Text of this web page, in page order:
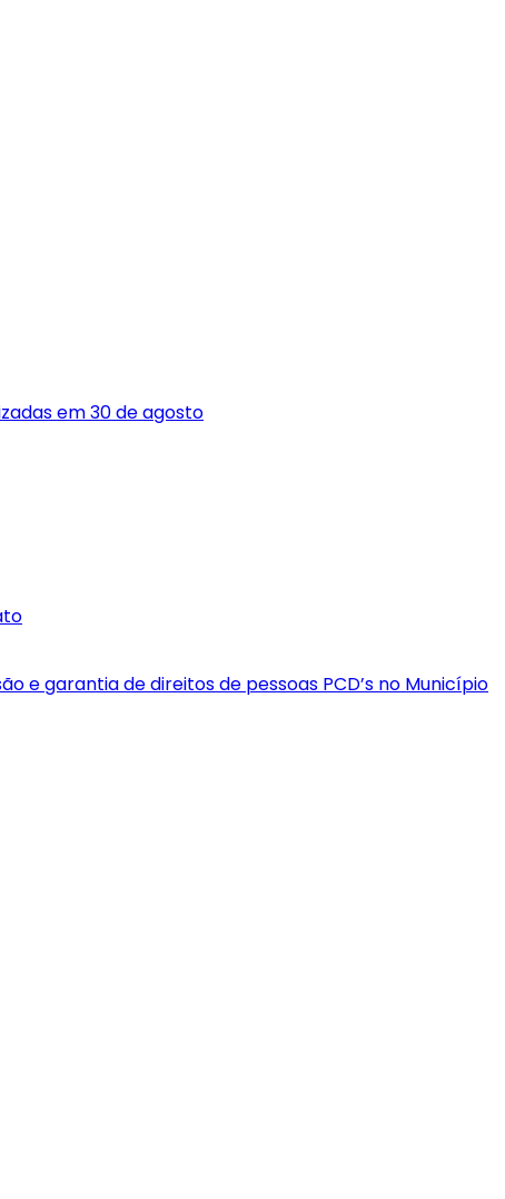
em 30 de agosto
e garantia de direitos de pessoas PCD’s no Município